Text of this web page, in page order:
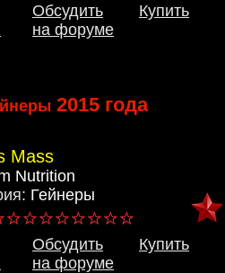
Обсудить
на форуме
Купить
2015 года
Mass
Nutrition
Гейнеры
Обсудить
на форуме
Купить